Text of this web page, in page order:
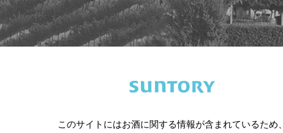
このサイトにはお酒に関する情報が含まれているため、